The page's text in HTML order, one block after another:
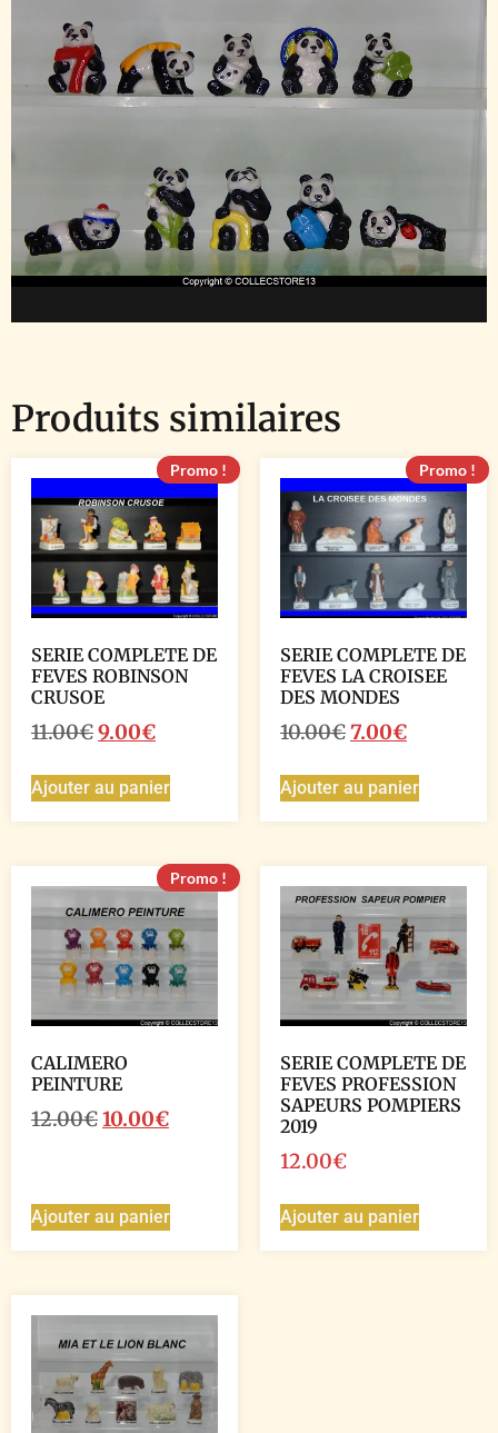
Produits similaires
Promo !
SERIE COMPLETE DE
FEVES ROBINSON
CRUSOE
11.00€9.00€
Ajouter au panier
Promo !
SERIE COMPLETE DE
FEVES LA CROISEE
DES MONDES
10.00€7.00€
Ajouter au panier
Promo !
CALIMERO
PEINTURE
12.00€10.00€
Ajouter au panier
SERIE COMPLETE DE
FEVES PROFESSION
SAPEURS POMPIERS
2019
12.00€
Ajouter au panier